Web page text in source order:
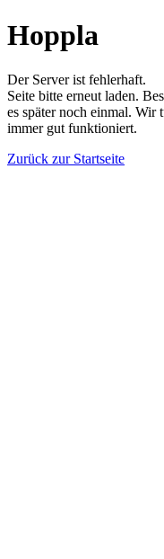
Hoppla
Der Server ist fehlerhaft.
Seite bitte erneut laden.
es später noch einmal. Wir
immer gut funktioniert.
Zurück zur Startseite